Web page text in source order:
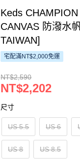
Keds
CANVAS 防潑水
TAIWAN]
宅配滿NT$2,000免運
NT$2,590
NT$2,202
尺寸
US 5.5 US 6
US 8 US 8.5